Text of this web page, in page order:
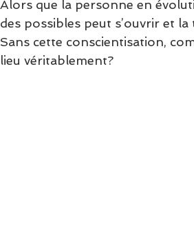
Alors que la personne en
des possibles peut s’ouvrir et
Sans cette conscientisation,
lieu véritablement?